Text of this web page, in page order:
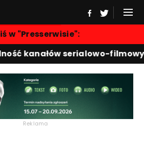
w "Presserwisie":
kanałów serialowo-filmowych
Reklama